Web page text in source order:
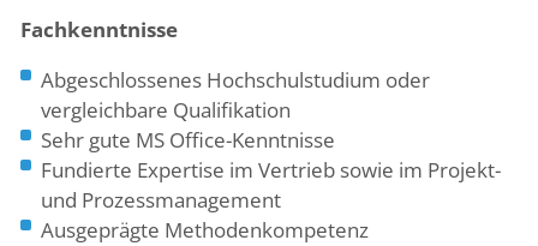
Fachkenntnisse
Abgeschlossenes Hochschulstudium oder
vergleichbare Qualifikation
Sehr gute MS Office-Kenntnisse
Fundierte Expertise im Vertrieb sowie im Projekt-
und Prozessmanagement
Ausgeprägte Methodenkompetenz